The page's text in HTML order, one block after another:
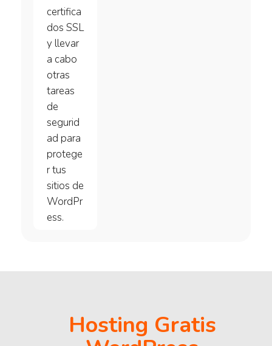
certifica
dos SSL
y llevar
a cabo
otras
tareas
de
segurid
ad para
protege
r tus
sitios de
WordPr
ess.
Hosting Gratis